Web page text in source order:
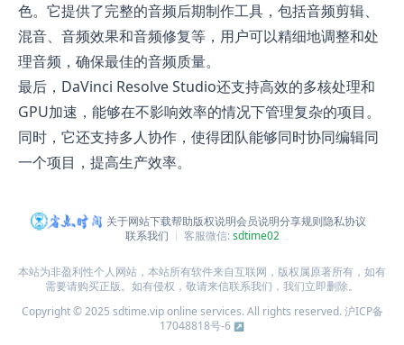
色。它提供了完整的音频后期制作工具，包括音频剪辑、
混音、音频效果和音频修复等，用户可以精细地调整和处
理音频，确保最佳的音频质量。
最后，DaVinci Resolve Studio还支持高效的多核处理和
GPU加速，能够在不影响效率的情况下管理复杂的项目。
同时，它还支持多人协作，使得团队能够同时协同编辑同
一个项目，提高生产效率。
关于网站下载帮助版权说明会员说明分享规则隐私协议
联系我们
客服微信:sdtime02
本站为非盈利性个人网站，本站所有软件来自互联网，版权属原著所有，如有
需要请购买正版。如有侵权，敬请来信联系我们，我们立即删除。
Copyright © 2025 sdtime.vip online services. All rights reserved.沪ICP备
17048818号-6